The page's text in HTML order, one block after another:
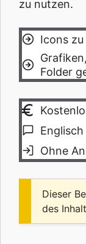
zu nutzen.
Icons
Folder
Englisch
Ohne
Dieser
des